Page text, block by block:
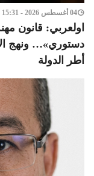
04 أغسطس 2026 - 15:31
اولعربي: قانون
دستوري»… ونهج
أطر الدولة